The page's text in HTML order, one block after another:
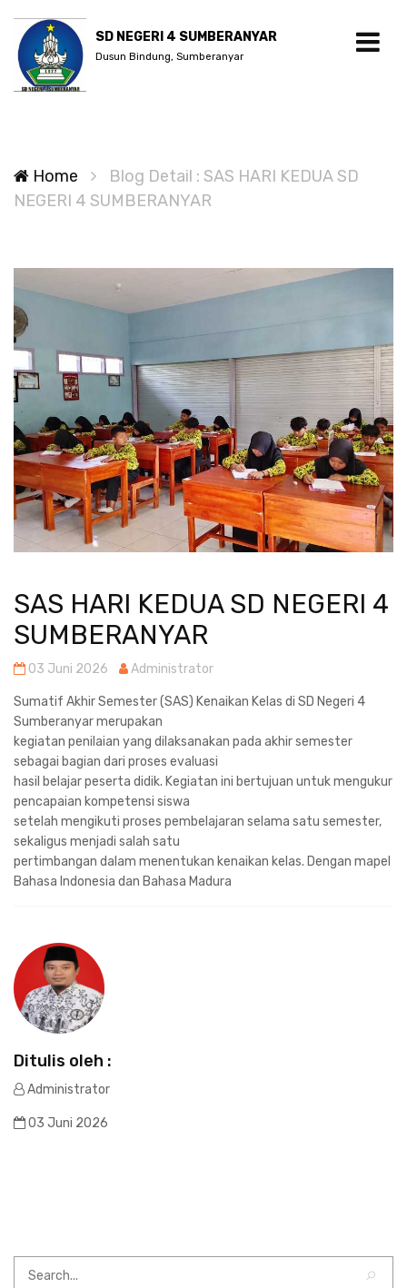
SD NEGERI 4 SUMBERANYAR
Dusun Bindung, Sumberanyar
Home
Blog Detail : SAS HARI KEDUA SD
NEGERI 4 SUMBERANYAR
SAS HARI KEDUA SD NEGERI 4
SUMBERANYAR
03 Juni 2026 Administrator
Sumatif Akhir Semester (SAS) Kenaikan Kelas di SD Negeri 4
Sumberanyar merupakan
kegiatan penilaian yang dilaksanakan pada akhir semester
sebagai bagian dari proses evaluasi
hasil belajar peserta didik. Kegiatan ini bertujuan untuk mengukur
pencapaian kompetensi siswa
setelah mengikuti proses pembelajaran selama satu semester,
sekaligus menjadi salah satu
pertimbangan dalam menentukan kenaikan kelas. Dengan mapel
Bahasa Indonesia dan Bahasa Madura
Ditulis oleh :
Administrator
03 Juni 2026